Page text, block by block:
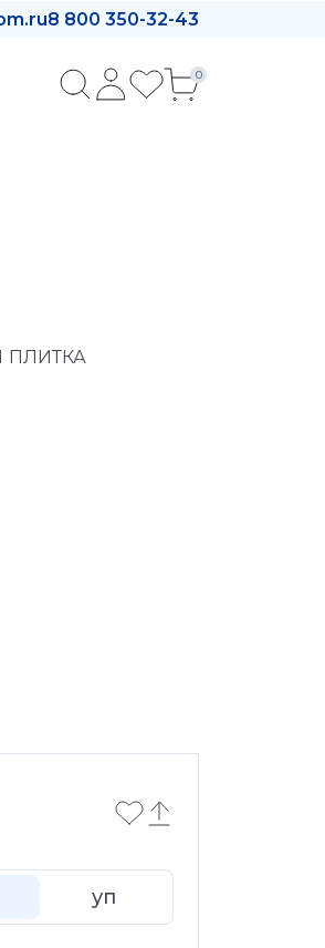
8 800 350-32-43
0
ПЛИТКА
уп